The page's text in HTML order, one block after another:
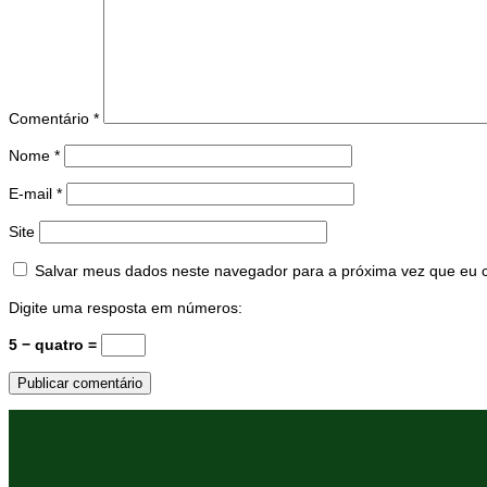
Comentário *
Nome *
E-mail *
Site
Salvar meus dados neste navegador para a próxima vez que eu
Digite uma resposta em números:
5 − quatro =